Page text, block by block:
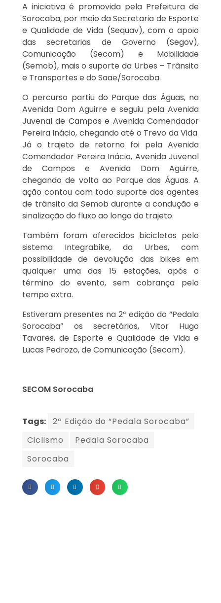
A iniciativa é promovida pela Prefeitura de
Sorocaba, por meio da Secretaria de Esporte
e Qualidade de Vida (Sequav), com o apoio
das secretarias de Governo (Segov),
Comunicação (Secom) e Mobilidade
(Semob), mais o suporte da Urbes – Trânsito
e Transportes e do Saae/Sorocaba.
O percurso partiu do Parque das Águas, na
Avenida Dom Aguirre e seguiu pela Avenida
Juvenal de Campos e Avenida Comendador
Pereira Inácio, chegando até o Trevo da Vida.
Já o trajeto de retorno foi pela Avenida
Comendador Pereira Inácio, Avenida Juvenal
de Campos e Avenida Dom Aguirre,
chegando de volta ao Parque das Águas. A
ação contou com todo suporte dos agentes
de trânsito da Semob durante a condução e
sinalização do fluxo ao longo do trajeto.
Também foram oferecidos bicicletas pelo
sistema Integrabike, da Urbes, com
possibilidade de devolução das bikes em
qualquer uma das 15 estações, após o
término do evento, sem cobrança pelo
tempo extra.
Estiveram presentes na 2ª edição do “Pedala
Sorocaba” os secretários, Vitor Hugo
Tavares, de Esporte e Qualidade de Vida e
Lucas Pedrozo, de Comunicação (Secom).
SECOM Sorocaba
Tags:
2ª Edição do “Pedala Sorocaba”
Ciclismo
Pedala Sorocaba
Sorocaba